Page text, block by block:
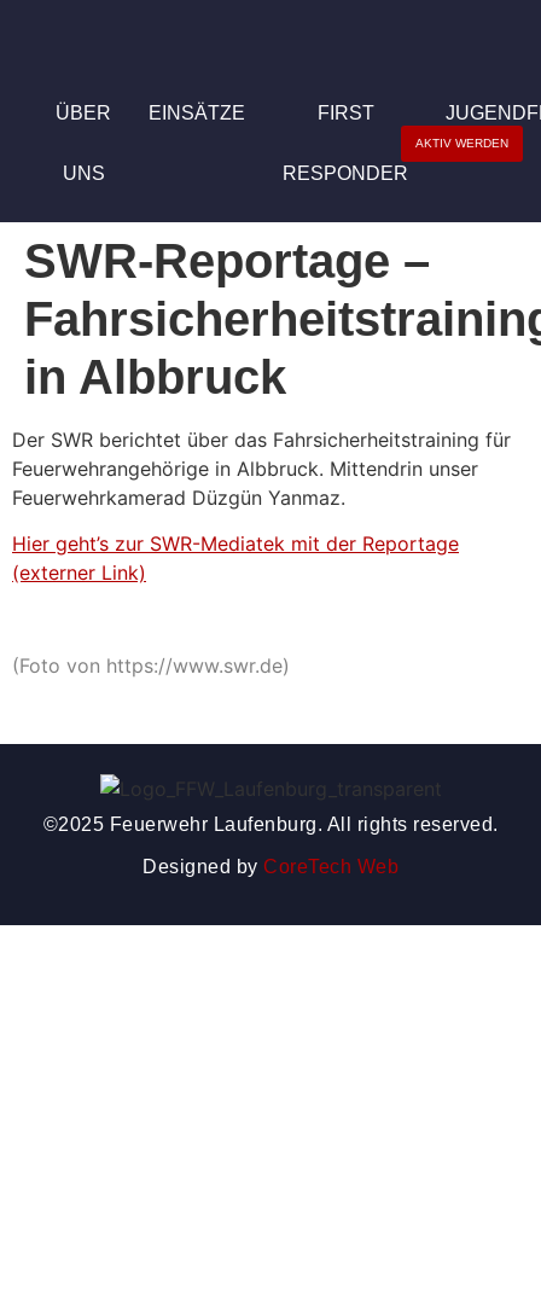
ÜBER
UNS
EINSÄTZE FIRST
RESPONDER
AKTIV WERDEN
SWR-Reportage –
in Albbruck
Der SWR berichtet über das Fahrsicherheitstraining für
Feuerwehrangehörige in Albbruck. Mittendrin unser
Feuerwehrkamerad Düzgün Yanmaz.
Hier geht’s zur SWR-Mediatek mit der Reportage
(externer Link)
(Foto von https://www.swr.de)
©2025 Feuerwehr Laufenburg. All rights reserved.
Designed by CoreTech Web